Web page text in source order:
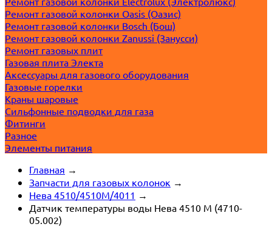
Ремонт газовой колонки Oasis (Оазис)
Ремонт газовой колонки Bosch (Бош)
Ремонт газовой колонки Zanussi (Занусси)
Ремонт газовых плит
Газовая плита Электа
Аксессуары для газового оборудования
Газовые горелки
Краны шаровые
Сильфонные подводки для газа
Фитинги
Разное
Элементы питания
Главная →
Запчасти для газовых колонок →
Нева 4510/4510M/4011 →
Датчик температуры воды Нева 4510 М (4710-
05.002)